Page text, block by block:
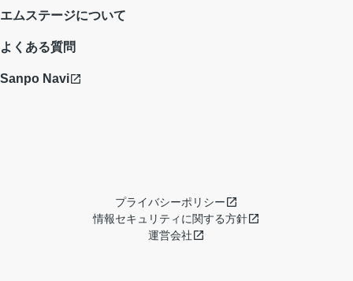
エムステージについて
よくある質問
Sanpo Navi
プライバシーポリシー
情報セキュリティに関する方針
運営会社